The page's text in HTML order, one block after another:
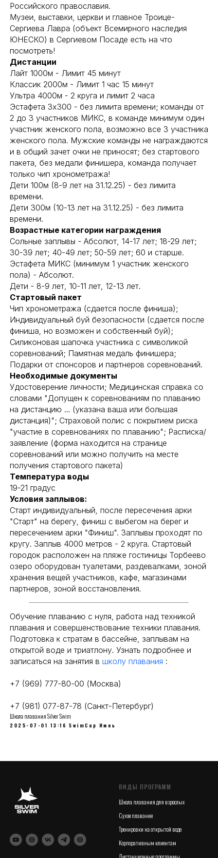
Российского православия.
Музеи, выставки, церкви и главное Троице-
Сергиева Лавра (объект Всемирного наследия
ЮНЕСКО) в Сергиевом Посаде есть на что
посмотреть!
Дистанции
Лайт 1000м - Лимит 45 минут
Классик 2000м - Лимит 1 час 15 минут
Ультра 4000м - 2 круга и лимит 2 часа
Эстафета 3х300 - без лимита времени; команды от
2 до 3 участников МИКС, в команде минимум один
участник женского пола, возможно все 3 участника
женского пола. Мужские команды не награждаются
и в общий зачет очки не приносят; без стартового
пакета, без медали финишера, команда получает
только чип хронометража!
Дети 100м (8-9 лет на 31.12.25) - без лимита
времени.
Дети 300м (10-13 лет на 31.12.25) - без лимита
времени.
Возрастные категории награждения
Сольные заплывы - Абсолют, 14-17 лет; 18-29 лет;
30-39 лет; 40-49 лет; 50-59 лет; 60 и старше.
Эстафета МИКС (минимум 1 участник женского
пола) - Абсолют.
Дети - 8-9 лет, 10-11 лет, 12-13 лет.
Стартовый пакет
Чип хронометража (сдается после финиша);
Индивидуальный буй безопасности (сдается после
финиша, но возможен и собственный буй);
Силиконовая шапочка участника с символикой
соревнований; Памятная медаль финишера;
Подарки от спонсоров и партнеров соревнований.
Необходимые документы
Удостоверение личности; Медицинская справка со
словами "Допущен к соревнованиям по плаванию
на дистанцию ... (указана ваша или большая
дистанция)"; Страховой полис с покрытием риска
"участие в соревнованиях по плаванию"; Расписка/
заявление (форма находится на странице
соревнований или можно получить на месте
получения стартового пакета)
Температура воды
19-21 градус
Условия заплывов:
Старт индивидуальный, после пересечения арки
"Старт" на берегу, финиш с выбегом на берег и
пересечением арки "Финиш". Заплывы проходят по
кругу. Заплыв 4000 метров - 2 круга. Стартовый
городок расположен на пляже гостиницы Торбеево
озеро оборудован туалетами, раздевалками, зоной
хранения вещей участников, кафе, магазинами
партнеров, зоной восстановления.
Обучение плаванию с нуля, работа над техникой
плавания и совершенствование техники плавания.
Подготовка к стратам в бассейне, заплывам на
открытой воде и триатлону. Узнать подробнее и
записаться на занятия в школу плавания :
+7 (969) 777-80-00 (Москва)
+7 (981) 077-87-78 (Санкт-Петербург)
Школа плавания Silver Swim
2025-07-01 13:16 SwimCup Июнь
ВИДЫ ПРОГРАММ
Школа плавания для взрослых
Сухое плавание
Тренировки на открытой воде
Корпоративным клиентам
Дистанционные программы